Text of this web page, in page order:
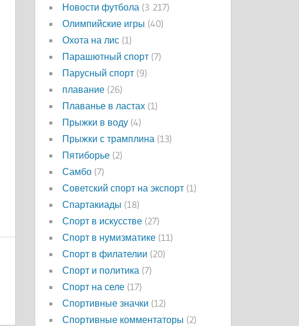
Новости футбола (3 217)
Олимпийские игры (40)
Охота на лис (1)
Парашютный спорт (7)
Парусный спорт (9)
плавание (26)
Плаванье в ластах (1)
Прыжки в воду (4)
Прыжки с трамплина (13)
Пятиборье (2)
Самбо (7)
Советский спорт на экспорт (1)
Спартакиады (18)
Спорт в искусстве (27)
Спорт в нумизматике (11)
Спорт в филателии (20)
Спорт и политика (7)
Спорт на селе (17)
Спортивные значки (12)
Спортивные комментаторы (2)